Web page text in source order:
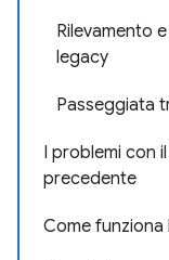
Rilevamento
legacy
Passeggiata
I problemi con
precedente
Come funziona